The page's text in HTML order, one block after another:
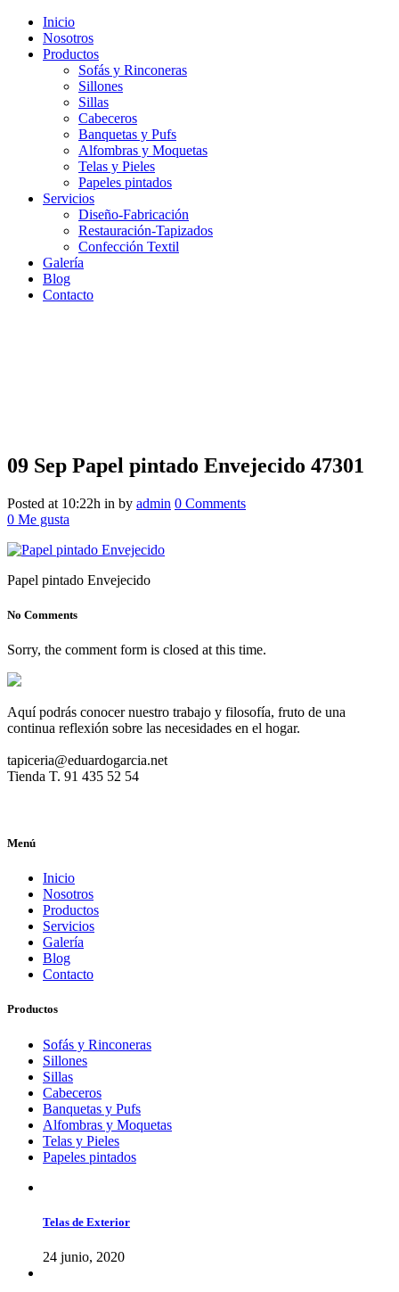
Inicio
Nosotros
Productos
Sofás y Rinconeras
Sillones
Sillas
Cabeceros
Banquetas y Pufs
Alfombras y Moquetas
Telas y Pieles
Papeles pintados
Servicios
Diseño-Fabricación
Restauración-Tapizados
Confección Textil
Galería
Blog
Contacto
Papel pintado Envejecido
47301
09 Sep Papel pintado Envejecido 47301
Posted at 10:22h in by admin 0 Comments
0 Me gusta
Papel pintado Envejecido
No Comments
Sorry, the comment form is closed at this time.
Aquí podrás conocer nuestro trabajo y filosofía, fruto de una
continua reflexión sobre las necesidades en el hogar.
tapiceria@eduardogarcia.net
Tienda T. 91 435 52 54
Menú
Inicio
Nosotros
Productos
Servicios
Galería
Blog
Contacto
Productos
Sofás y Rinconeras
Sillones
Sillas
Cabeceros
Banquetas y Pufs
Alfombras y Moquetas
Telas y Pieles
Papeles pintados
Telas de Exterior
24 junio, 2020